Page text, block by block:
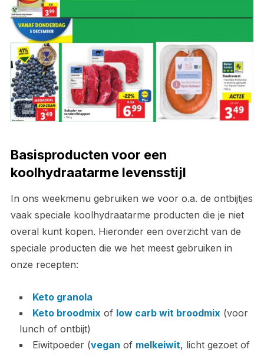
Basisproducten voor een
koolhydraatarme levensstijl
In ons weekmenu gebruiken we voor o.a. de ontbijtjes
vaak speciale koolhydraatarme producten die je niet
overal kunt kopen. Hieronder een overzicht van de
speciale producten die we het meest gebruiken in
onze recepten:
Keto granola
Keto broodmixof low carb wit broodmix(voor
lunch of ontbijt)
Eiwitpoeder (vegan of melkeiwit, licht gezoet of